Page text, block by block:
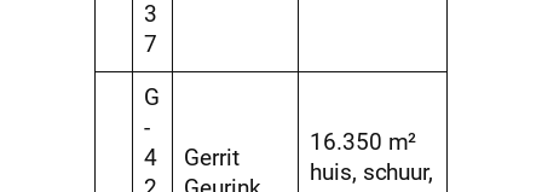
3
7
G
-
4
Gerrit
16.350 m²
huis, schuur,